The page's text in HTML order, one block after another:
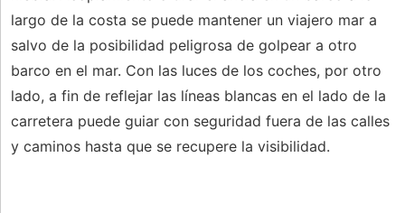
largo de la costa se puede mantener un viajero mar a
salvo de la posibilidad peligrosa de golpear a otro
barco en el mar. Con las luces de los coches, por otro
lado, a fin de reflejar las líneas blancas en el lado de la
carretera puede guiar con seguridad fuera de las calles
y caminos hasta que se recupere la visibilidad.